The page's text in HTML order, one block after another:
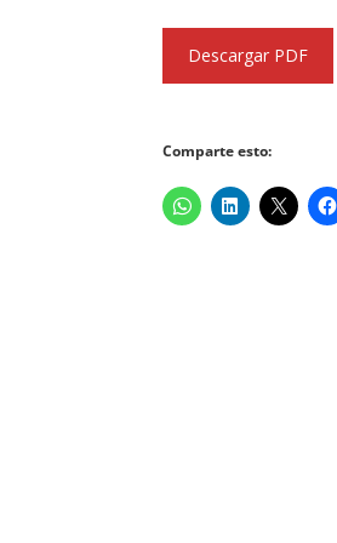
Descargar PDF
Comparte esto: